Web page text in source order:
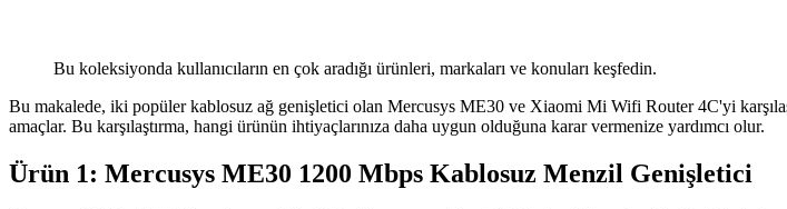
Bu koleksiyonda kullanıcıların en çok aradığı ürünleri, markaları ve konuları keşfedin.
Bu makalede, iki popüler kablosuz ağ genişletici olan Mercusys ME30 ve Xiaomi Mi Wifi Router 4C'yi
amaçlar. Bu karşılaştırma, hangi ürünün ihtiyaçlarınıza daha uygun olduğuna karar vermenize yardımcı olur.
Ürün 1: Mercusys ME30 1200 Mbps Kablosuz Menzil Genişletici